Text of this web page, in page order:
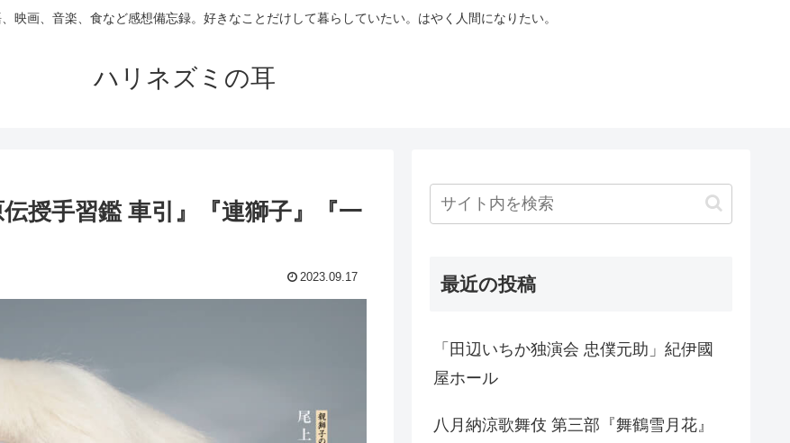
映画、音楽、食など感想備忘録。好きなことだけして暮らしていたい。はやく人間になりたい。
ハリネズミの耳
授手習鑑 車引』『連獅子』『一
2023.09.17 最近の投稿
「田辺いちか独演会 忠僕元助」紀伊國
屋ホール
八月納涼歌舞伎 第三部『舞鶴雪月花』